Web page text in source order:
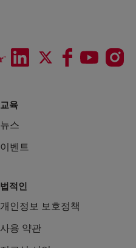
교육
뉴스
이벤트
법적인
개인정보 보호정책
사용 약관